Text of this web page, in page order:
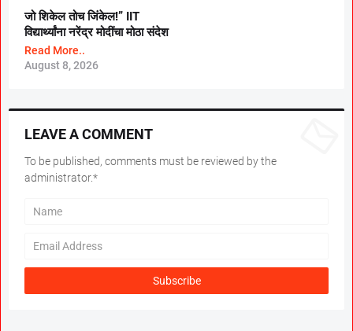
जो शिकेल तोच जिंकेल!” IIT
विद्यार्थ्यांना नरेंद्र मोदींचा मोठा संदेश
Read More..
August 8, 2026
LEAVE A COMMENT
To be published, comments must be reviewed by the
administrator.*